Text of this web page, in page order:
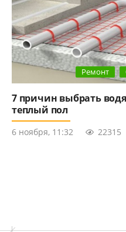
Ремонт
7 причин выбрать
теплый пол
6 ноября, 11:32 22315